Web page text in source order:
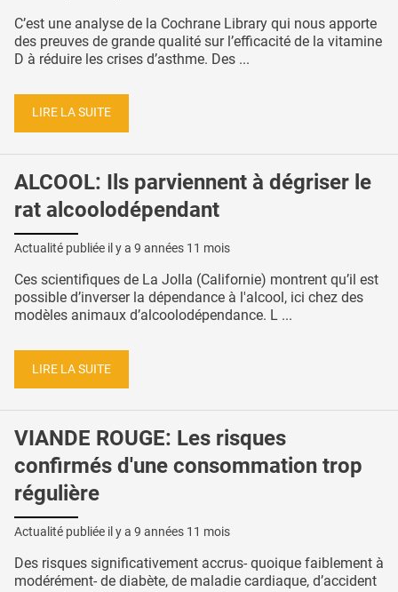
C’est une analyse de la Cochrane Library qui nous apporte
des preuves de grande qualité sur l’efficacité de la vitamine
D à réduire les crises d’asthme. Des ...
LIRE LA SUITE
ALCOOL: Ils parviennent à dégriser le
rat alcoolodépendant
Actualité publiée il y a 9 années 11 mois
Ces scientifiques de La Jolla (Californie) montrent qu’il est
possible d’inverser la dépendance à l'alcool, ici chez des
modèles animaux d’alcoolodépendance. L ...
LIRE LA SUITE
VIANDE ROUGE: Les risques
confirmés d'une consommation trop
régulière
Actualité publiée il y a 9 années 11 mois
Des risques significativement accrus- quoique faiblement à
modérément- de diabète, de maladie cardiaque, d’accident